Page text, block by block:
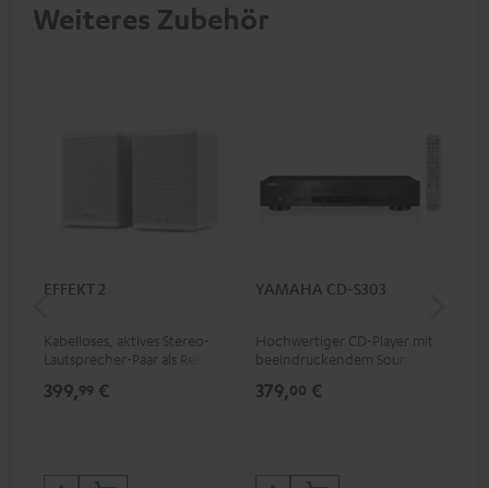
Weiteres Zubehör
EFFEKT 2
Kabelloses, aktives Stereo-
Lautsprecher-Paar als Rear-
geeignete Teufel Systeme
399,99 €
YAMAHA CD-S303
Hochwertiger CD-Player mit
beeindruckendem Sound und
379,00 €